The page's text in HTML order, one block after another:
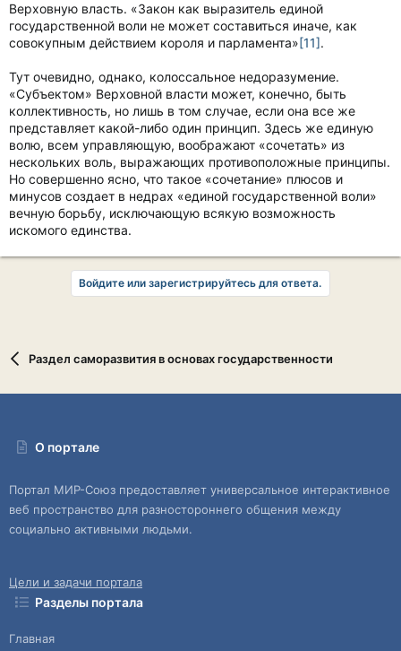
Верховную власть. «Закон как выразитель единой
государственной воли не может составиться иначе, как
совокупным действием короля и парламента»[11].
Тут очевидно, однако, колоссальное недоразумение.
«Субъектом» Верховной власти может, конечно, быть
коллективность, но лишь в том случае, если она все же
представляет какой-либо один принцип. Здесь же единую
волю, всем управляющую, воображают «сочетать» из
нескольких воль, выражающих противоположные принципы.
Но совершенно ясно, что такое «сочетание» плюсов и
минусов создает в недрах «единой государственной воли»
вечную борьбу, исключающую всякую возможность
искомого единства.
Войдите или зарегистрируйтесь для ответа.
Раздел саморазвития в основах государственности
О портале
Портал МИР-Союз предоставляет универсальное интерактивное
веб пространство для разностороннего общения между
социально активными людьми.
Цели и задачи портала
Разделы портала
Главная